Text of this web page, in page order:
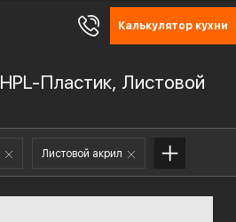
Калькулятор кухни
Пластик, Листовой
Листовой акрил